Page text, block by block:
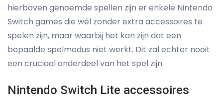
hierboven genoemde spellen zijn er enkele Nintendo
Switch games die wél zonder extra accessoires te
spelen zijn, maar waarbij het kan zijn dat een
bepaalde spelmodus niet werkt. Dit zal echter nooit
een cruciaal onderdeel van het spel zijn.
Nintendo Switch Lite accessoires